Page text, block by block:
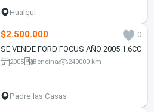
Hualqui
$2.500.000
0
SE VENDE FORD FOCUS AÑO 2005 1.6CC
2005 Bencina 240000 km
Padre las Casas